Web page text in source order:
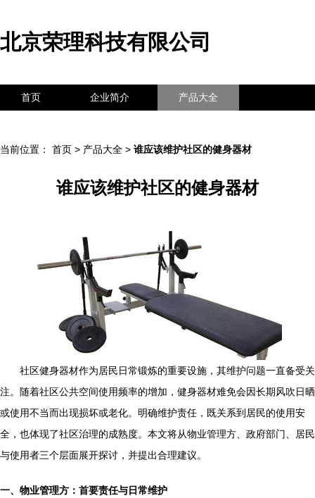
北京荣理科技有限公司
首页 企业简介 产品大全
当前位置： 首页 > 产品大全 > 谁应该维护社区的健身器材
谁应该维护社区的健身器材
社区健身器材作为居民日常锻炼的重要设施，其维护问题一直备受关
注。随着社区公共空间使用频率的增加，健身器材难免会因长期风吹日晒
或使用不当而出现损坏或老化。明确维护责任，既关系到居民的使用安
全，也体现了社区治理的成熟度。本文将从物业管理方、政府部门、居民
与使用者三个层面展开探讨，并提出合理建议。
一、物业管理方：首要责任与日常维护